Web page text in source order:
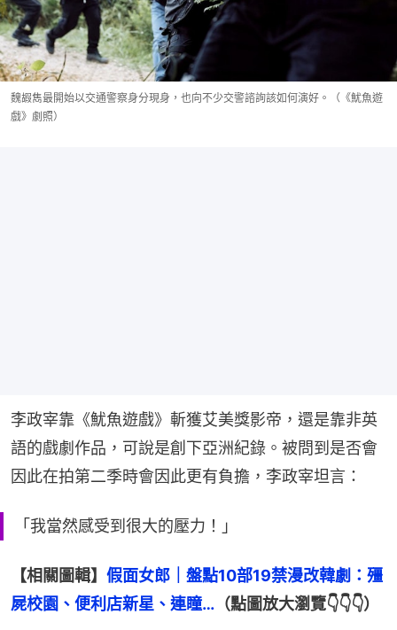
魏嘏雋最開始以交通警察身分現身，也向不少交警諮詢該如何演好。（《魷魚遊
戲》劇照）
李政宰靠《魷魚遊戲》斬獲艾美獎影帝，還是靠非英
語的戲劇作品，可說是創下亞洲紀錄。被問到是否會
因此在拍第二季時會因此更有負擔，李政宰坦言：
「我當然感受到很大的壓力！」
【相關圖輯】 假面女郎｜盤點10部19禁漫改韓劇：殭
屍校園、便利店新星、連瞳… （點圖放大瀏覽👇👇👇）